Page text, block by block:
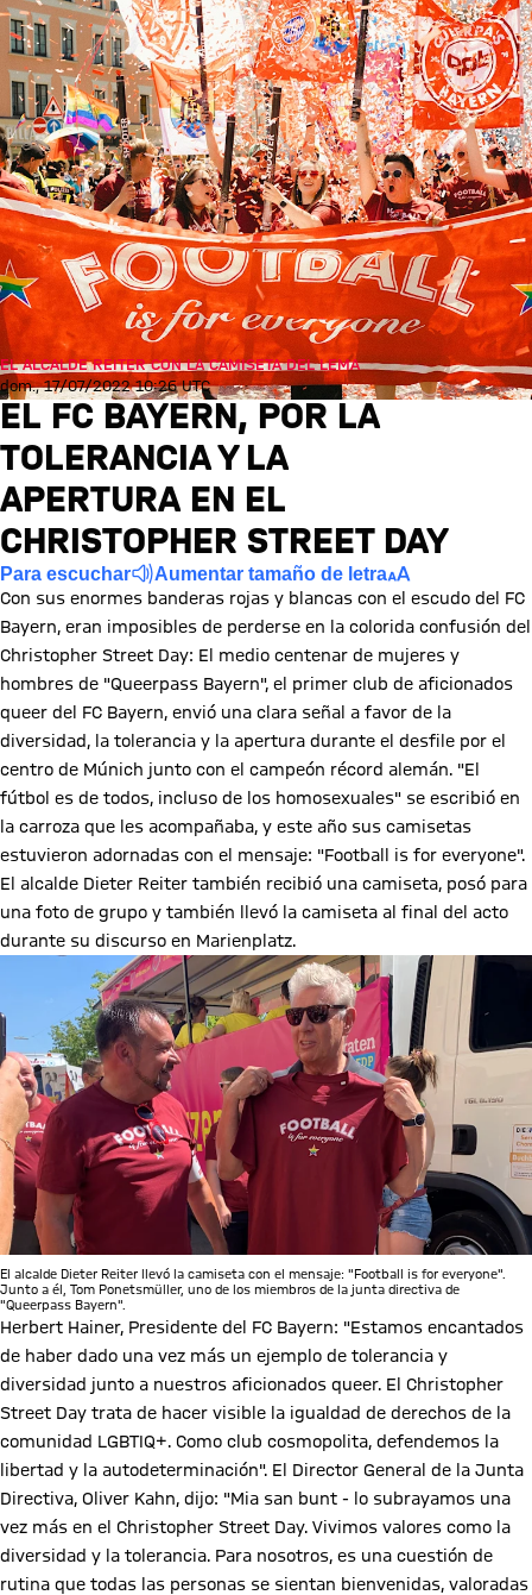
EL ALCALDE REITER CON LA CAMISETA DEL LEMA
dom., 17/07/2022 10:26 UTC
EL FC BAYERN, POR LA
TOLERANCIA Y LA
APERTURA EN EL
CHRISTOPHER STREET DAY
Para escuchar Aumentar tamaño de letra
Con sus enormes banderas rojas y blancas con el escudo del FC
Bayern, eran imposibles de perderse en la colorida confusión del
Christopher Street Day: El medio centenar de mujeres y
hombres de "Queerpass Bayern", el primer club de aficionados
queer del FC Bayern, envió una clara señal a favor de la
diversidad, la tolerancia y la apertura durante el desfile por el
centro de Múnich junto con el campeón récord alemán. "El
fútbol es de todos, incluso de los homosexuales" se escribió en
la carroza que les acompañaba, y este año sus camisetas
estuvieron adornadas con el mensaje: "Football is for everyone".
El alcalde Dieter Reiter también recibió una camiseta, posó para
una foto de grupo y también llevó la camiseta al final del acto
durante su discurso en Marienplatz.
El alcalde Dieter Reiter llevó la camiseta con el mensaje: "Football is for everyone".
Junto a él, Tom Ponetsmüller, uno de los miembros de la junta directiva de
"Queerpass Bayern".
Herbert Hainer, Presidente del FC Bayern: "Estamos encantados
de haber dado una vez más un ejemplo de tolerancia y
diversidad junto a nuestros aficionados queer. El Christopher
Street Day trata de hacer visible la igualdad de derechos de la
comunidad LGBTIQ+. Como club cosmopolita, defendemos la
libertad y la autodeterminación". El Director General de la Junta
Directiva, Oliver Kahn, dijo: "Mia san bunt - lo subrayamos una
vez más en el Christopher Street Day. Vivimos valores como la
diversidad y la tolerancia. Para nosotros, es una cuestión de
rutina que todas las personas se sientan bienvenidas, valoradas